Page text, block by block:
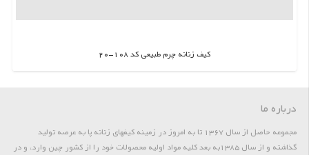
کیف زنانه چرم طبیعی کد 108-20
اطلاعات بیشتر
درباره ما
مجموعه حاصل از سال 1367 تا به امروز در زمینه کیفهای زنانه پا به عرصه تولید
گذاشته و از سال 1385به بعد کلیه مواد اولیه محصولات خود را از کشور چین وارد، و در